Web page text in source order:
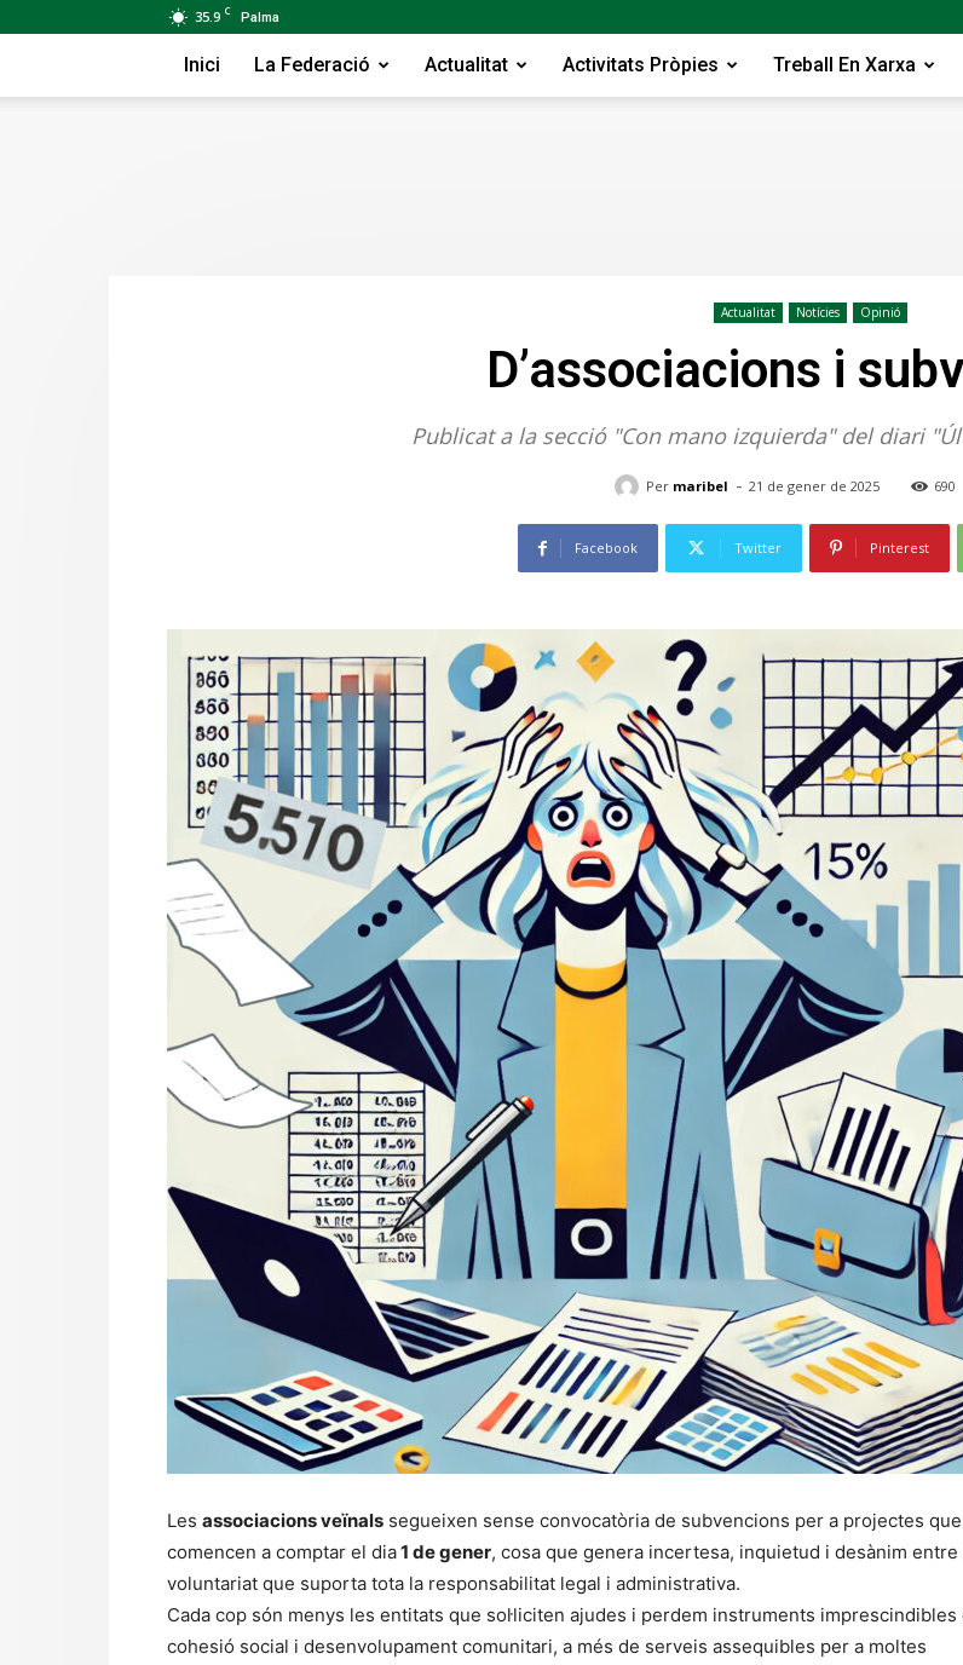
35.9 C Palma
Inici La Federació Actualitat Activitats Pròpies Treball En Xarxa
Actualitat Notícies Opinió
D’associacions i
Publicat a la secció "Con mano izquierda" del diari
Per maribel - 21 de gener de 2025 690
Facebook Twitter Pinterest
Les associacions veïnals segueixen sense convocatòria de subvencions per a projectes que
comencen a comptar el dia1 de gener, cosa que genera incertesa, inquietud i desànim entre
voluntariat que suporta tota la responsabilitat legal i administrativa.
Cada cop són menys les entitats que sol·liciten ajudes i perdem instruments imprescindibles
cohesió social i desenvolupament comunitari, a més de serveis assequibles per a moltes